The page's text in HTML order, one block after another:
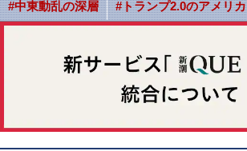
#中東動乱の深層 #トランプ2.0のアメリカ